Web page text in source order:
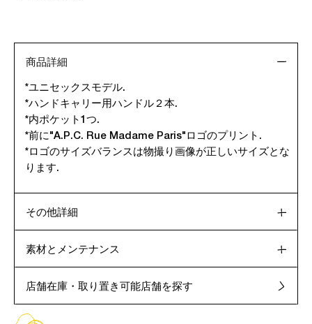
商品詳細
*ユニセックスモデル.
*ハンドキャリー用ハンドル２本.
*内ポケット1つ.
*前に"A.P.C. Rue Madame Paris"ロゴのプリント.
*ロゴのサイズバランスは物撮り画像が正しいサイズとな
ります.
その他詳細
素材とメンテナンス
店舗在庫・取り置き可能店舗を探す